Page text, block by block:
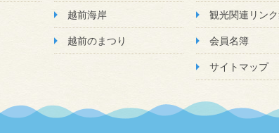
越前海岸
越前のまつり
観光関連リン
会員名簿
サイトマップ